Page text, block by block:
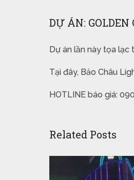
DỰ ÁN: GOLDEN
Dự án lần này tọa lạc
Tại đây, Bảo Châu
HOTLINE báo giá:
Related Posts